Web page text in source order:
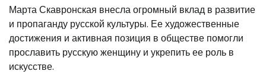
Марта Скавронская внесла огромный вклад в развитие
и пропаганду русской культуры. Ее художественные
достижения и активная позиция в обществе помогли
прославить русскую женщину и укрепить ее роль в
искусстве.